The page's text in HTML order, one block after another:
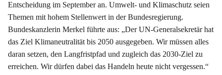
Entscheidung im September an. Umwelt- und Klimaschutz seien
Themen mit hohem Stellenwert in der Bundesregierung.
Bundeskanzlerin Merkel führte aus: „Der UN-Generalsekretär hat
das Ziel Klimaneutralität bis 2050 ausgegeben. Wir müssen alles
daran setzen, den Langfristpfad und zugleich das 2030-Ziel zu
erreichen. Wir dürfen dabei das Handeln heute nicht vergessen.“